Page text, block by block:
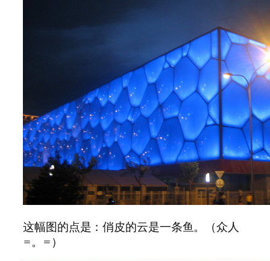
这幅图的点是：俏皮的云是一条鱼。（众人
=。=）